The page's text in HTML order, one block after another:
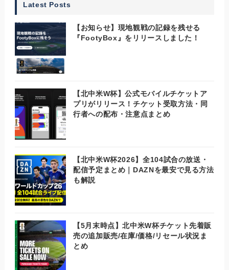
Latest Posts
【お知らせ】現地観戦の記録を残せる
『FootyBox』をリリースしました！
【北中米W杯】公式モバイルチケットア
プリがリリース！チケット受取方法・同
行者への配布・注意点まとめ
【北中米W杯2026】全104試合の放送・
配信予定まとめ｜DAZNを最安で見る方法
も解説
【5月末時点】北中米W杯チケット先着販
売の追加販売/在庫/価格/リセール状況ま
とめ